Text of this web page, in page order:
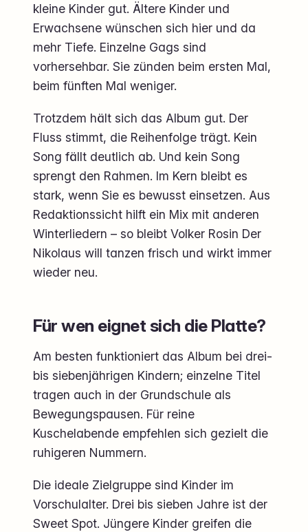
kleine Kinder gut. Ältere Kinder und
Erwachsene wünschen sich hier und da
mehr Tiefe. Einzelne Gags sind
vorhersehbar. Sie zünden beim ersten Mal,
beim fünften Mal weniger.
Trotzdem hält sich das Album gut. Der
Fluss stimmt, die Reihenfolge trägt. Kein
Song fällt deutlich ab. Und kein Song
sprengt den Rahmen. Im Kern bleibt es
stark, wenn Sie es bewusst einsetzen. Aus
Redaktionssicht hilft ein Mix mit anderen
Winterliedern – so bleibt Volker Rosin Der
Nikolaus will tanzen frisch und wirkt immer
wieder neu.
Für wen eignet sich die Platte?
Am besten funktioniert das Album bei drei-
bis siebenjährigen Kindern; einzelne Titel
tragen auch in der Grundschule als
Bewegungspausen. Für reine
Kuschelabende empfehlen sich gezielt die
ruhigeren Nummern.
Die ideale Zielgruppe sind Kinder im
Vorschulalter. Drei bis sieben Jahre ist der
Sweet Spot. Jüngere Kinder greifen die